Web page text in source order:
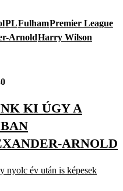
PLFulhamPremier League
ArnoldHarry Wilson
KI ÚGY A
ARNOLD
nyolc év után is képesek